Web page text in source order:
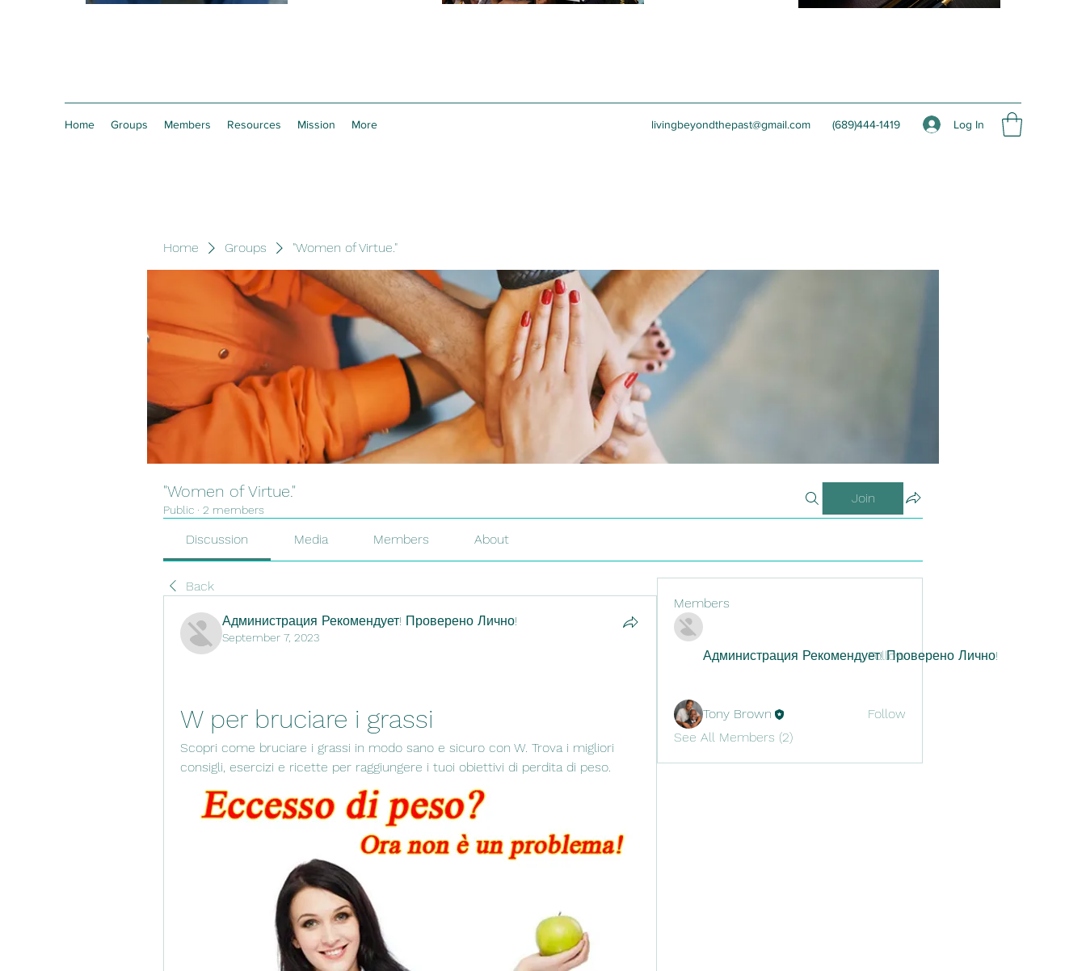
Home Groups Members Resources Mission More livingbeyondthepast@gmail.com (689)444-1419 Log In
Home Groups "Women of Virtue."
"Women of Virtue."
Public · 2 members
Join
Discussion Media Members About
Back
Администрация Рекомендует! Проверено Лично!
September 7, 2023
W per bruciare i grassi
Scopri come bruciare i grassi in modo sano e sicuro con W. Trova i migliori
consigli, esercizi e ricette per raggiungere i tuoi obiettivi di perdita di peso.
Members
Администрация Рекомендует! Проверено Лично!
Follow
Tony Brown
Follow
See All Members (2)